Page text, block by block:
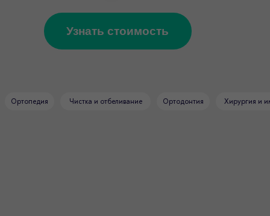
Чистка и отбеливание Хирургия и
Ортопедия Ортодонтия
Узнать стоимость